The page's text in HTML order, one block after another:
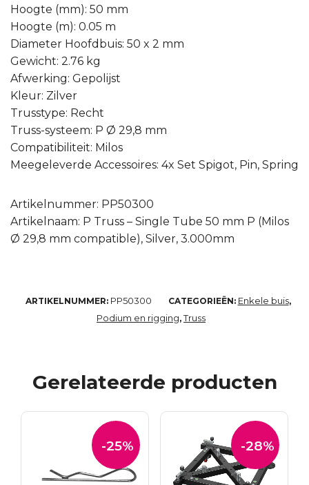
Hoogte (mm): 50 mm
Hoogte (m): 0.05 m
Diameter Hoofdbuis: 50 x 2 mm
Gewicht: 2.76 kg
Afwerking: Gepolijst
Kleur: Zilver
Trusstype: Recht
Truss-systeem: P Ø 29,8 mm
Compatibiliteit: Milos
Meegeleverde Accessoires: 4x Set Spigot, Pin, Spring
Artikelnummer: PP50300
Artikelnaam: P Truss – Single Tube 50 mm P (Milos
Ø 29,8 mm compatible), Silver, 3.000mm
ARTIKELNUMMER: PP50300 CATEGORIEËN: Enkele buis,
Podium en rigging,Truss
Gerelateerde producten
-25% -28%